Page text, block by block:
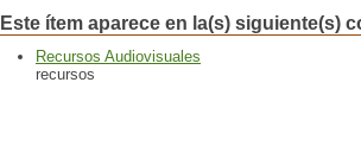
Este ítem aparece en la(s) siguiente(s)
Recursos Audiovisuales
recursos